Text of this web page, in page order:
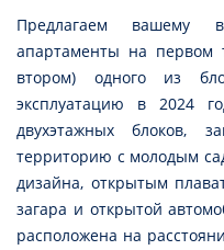
Предлагаем вашему
апартаменты на первом
втором) одного из
эксплуатацию в 2024
двухэтажных блоков,
территорию с молодым
дизайна, открытым
загара и открытой
расположена на